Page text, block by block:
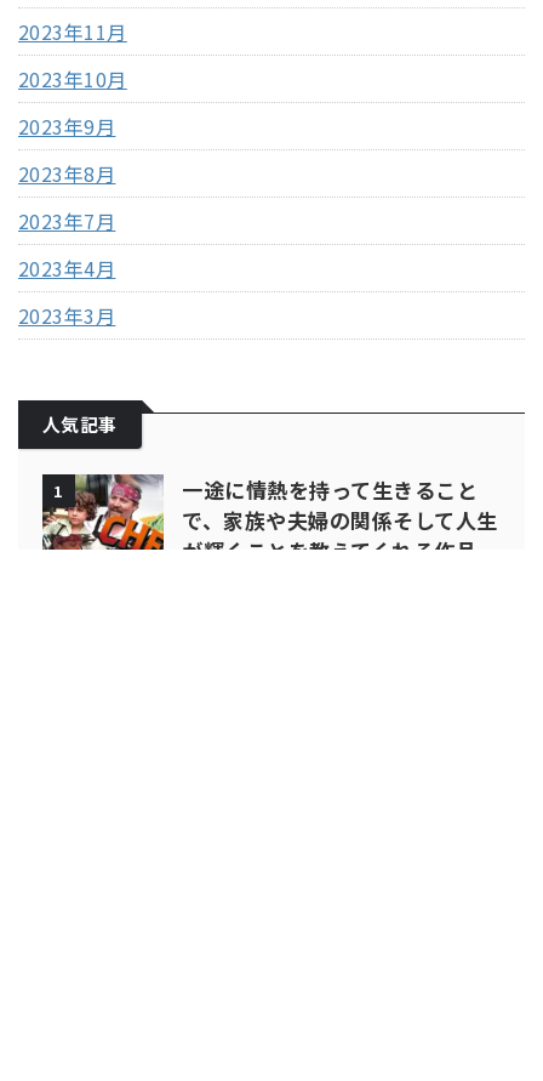
2023年11月
2023年10月
2023年9月
2023年8月
2023年7月
2023年4月
2023年3月
人気記事
1
一途に情熱を持って生きること
で、家族や夫婦の関係そして人生
が輝くことを教えてくれる作品